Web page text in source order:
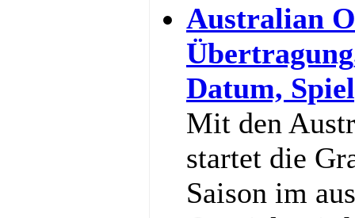
Australian
Datum,
Mit den
startet die
Saison im